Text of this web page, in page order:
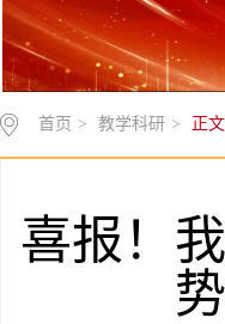
首页 > 教学科研 > 正文
喜报！